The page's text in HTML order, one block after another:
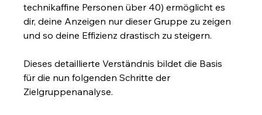
technikaffine Personen über 40) ermöglicht es
dir, deine Anzeigen nur dieser Gruppe zu zeigen
und so deine Effizienz drastisch zu steigern.
Dieses detaillierte Verständnis bildet die Basis
für die nun folgenden Schritte der
Zielgruppenanalyse.